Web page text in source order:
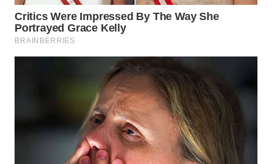
TENGAH
WN DELI